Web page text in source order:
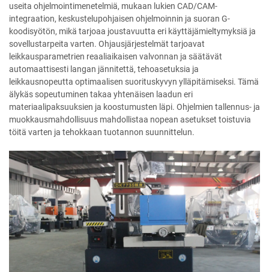
useita ohjelmointimenetelmiä, mukaan lukien CAD/CAM-
integraation, keskustelupohjaisen ohjelmoinnin ja suoran G-
koodisyötön, mikä tarjoaa joustavuutta eri käyttäjämieltymyksiä ja
sovellustarpeita varten. Ohjausjärjestelmät tarjoavat
leikkausparametrien reaaliaikaisen valvonnan ja säätävät
automaattisesti langan jännitettä, tehoasetuksia ja
leikkausnopeutta optimaalisen suorituskyvyn ylläpitämiseksi. Tämä
älykäs sopeutuminen takaa yhtenäisen laadun eri
materiaalipaksuuksien ja koostumusten läpi. Ohjelmien tallennus- ja
muokkausmahdollisuus mahdollistaa nopean asetukset toistuvia
töitä varten ja tehokkaan tuotannon suunnittelun.